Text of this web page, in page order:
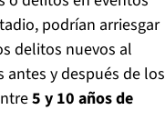
podrían arriesgar
delitos nuevos al
y después de los
5 y 10 años de